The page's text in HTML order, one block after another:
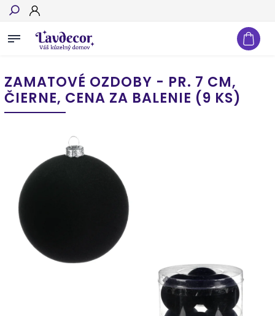
Hľadať
ZAMATOVÉ OZDOBY - PR. 7 CM,
ČIERNE, CENA ZA BALENIE (9 KS)